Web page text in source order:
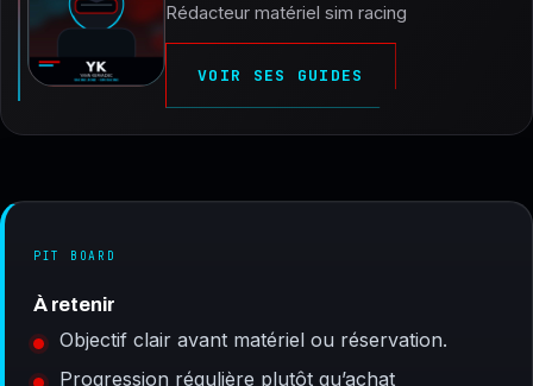
Rédacteur matériel sim racing
VOIR SES GUIDES
PIT BOARD
À retenir
Objectif clair avant matériel ou réservation.
Progression régulière plutôt qu’achat